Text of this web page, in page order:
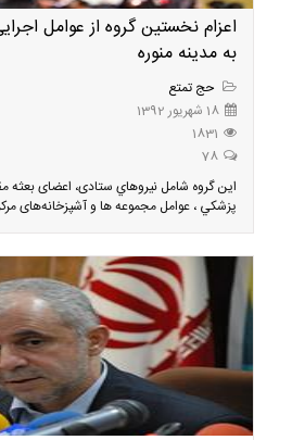
به مدینه منوره
حج تمتع
18 شهریور 1392
1831
78
اين گروه شامل نيروهاي ستادی، اعضای بعثه
پزشكي ، عوامل مجموعه ها و آشپزخانه‌های